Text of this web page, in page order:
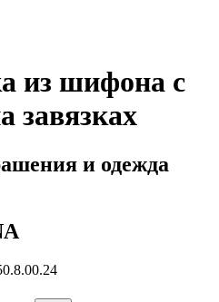
из шифона с
завязках
и одежда